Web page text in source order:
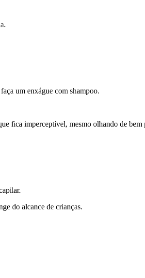
um enxágue com shampoo.
fica imperceptível, mesmo olhando de bem
do alcance de crianças.